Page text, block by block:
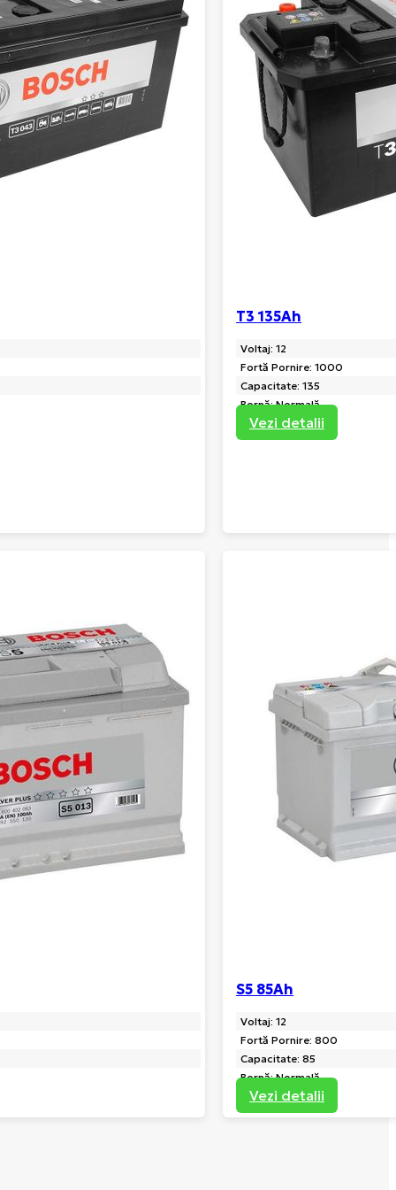
T3 135Ah
Voltaj: 12
Fortă Pornire: 1000
Capacitate: 135
Bornă: Normală
Vezi detalii
S5 85Ah
Voltaj: 12
Fortă Pornire: 800
Capacitate: 85
Bornă: Normală
Vezi detalii